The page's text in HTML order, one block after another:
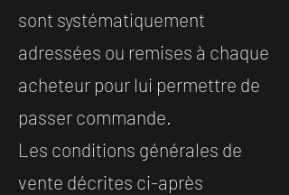
sont systématiquement
adressées ou remises à chaque
acheteur pour lui permettre de
passer commande.
Les conditions générales de
vente décrites ci-après